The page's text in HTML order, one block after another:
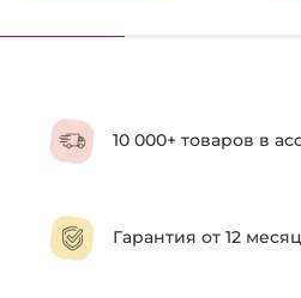
10 000+ товаров в
Гарантия от 12